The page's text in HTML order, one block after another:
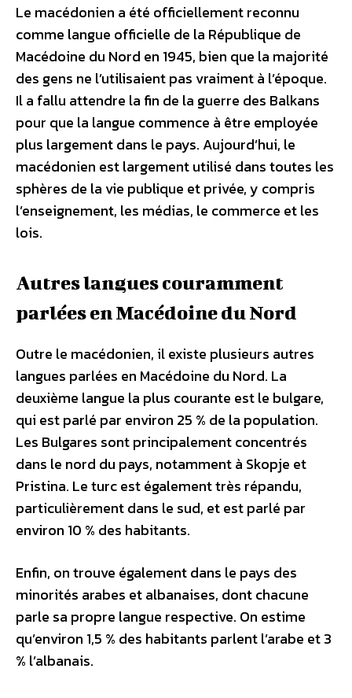
Le macédonien a été officiellement reconnu
comme langue officielle de la République de
Macédoine du Nord en 1945, bien que la majorité
des gens ne l’utilisaient pas vraiment à l’époque.
Il a fallu attendre la fin de la guerre des Balkans
pour que la langue commence à être employée
plus largement dans le pays. Aujourd’hui, le
macédonien est largement utilisé dans toutes les
sphères de la vie publique et privée, y compris
l’enseignement, les médias, le commerce et les
lois.
Autres langues couramment
parlées en Macédoine du Nord
Outre le macédonien, il existe plusieurs autres
langues parlées en Macédoine du Nord. La
deuxième langue la plus courante est le bulgare,
qui est parlé par environ 25 % de la population.
Les Bulgares sont principalement concentrés
dans le nord du pays, notamment à Skopje et
Pristina. Le turc est également très répandu,
particulièrement dans le sud, et est parlé par
environ 10 % des habitants.
Enfin, on trouve également dans le pays des
minorités arabes et albanaises, dont chacune
parle sa propre langue respective. On estime
qu’environ 1,5 % des habitants parlent l’arabe et 3
% l’albanais.